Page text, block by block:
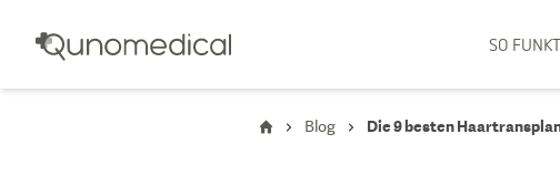
SO
Blog Die 9 besten